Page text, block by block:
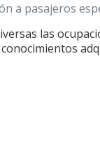
a pasajeros
las